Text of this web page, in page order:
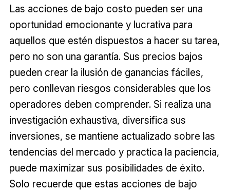
Las acciones de bajo costo pueden ser una
oportunidad emocionante y lucrativa para
aquellos que estén dispuestos a hacer su tarea,
pero no son una garantía. Sus precios bajos
pueden crear la ilusión de ganancias fáciles,
pero conllevan riesgos considerables que los
operadores deben comprender. Si realiza una
investigación exhaustiva, diversifica sus
inversiones, se mantiene actualizado sobre las
tendencias del mercado y practica la paciencia,
puede maximizar sus posibilidades de éxito.
Solo recuerde que estas acciones de bajo